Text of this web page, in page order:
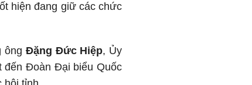
hiện đang giữ các chức
ông Đặng Đức Hiệp, Ủy
Đoàn Đại biểu Quốc